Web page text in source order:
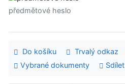
předmětové heslo
Do košíku Trvalý odkaz
Vybrané dokumenty
Sdílet